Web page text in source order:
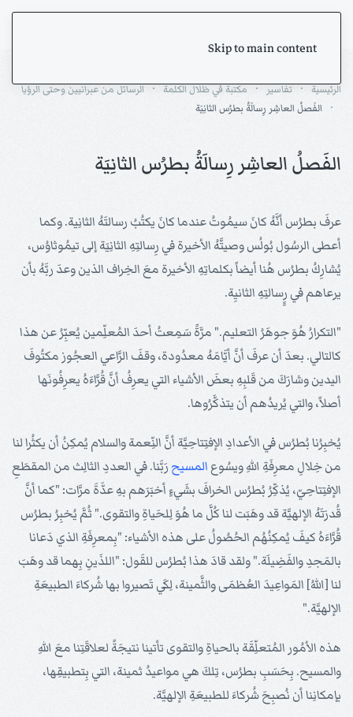
Skip to main content
الرئيسية تفاسير مكتبة في ظلال الكلمة
الرسائل من عبرانيين وحتى الرؤيا
الفَصلُ العاشِر رِسالَةُ بطرُس الثانِيَة
الفَصلُ العاشِر رِسالَةُ بطرُس الثانِيَة
عرفَ بطرُس أنَّهُ كانَ سيمُوتُ عندما كانَ يكتُبُ رسالتَهُ الثانِية. وكما
أعطى الرسُول بُولُس وصيتَّهُ الأخيرة في رِسالتِهِ الثانِيَة إلى تيمُوثاوُس،
يُشارِكُ بطرُس هُنا أيضاً بكلماتِهِ الأخيرة معَ الخِراف الذين وعدَ ربَّهُ بأن
يرعاهم في رٍِسالتِهِ الثانيِة.
"التكرارُ هُوَ جوهَرُ التعليم." مرَّةً سَمِعتُ أحدَ المُعلِّمين يُعبِّرُ عن هذا
كالتالي. بعدَ أن عرفَ أنَّ أيَّامَهُ معدُودة، وقفَ الرَّاعي العجُوز مكتُوفَ
اليدين وشارَكَ من قَلبِهِ بعضَ الأشياء التي يعرِفُ أنَّ قُرَّاءَهُ يعرِفُونَها
أصلاً، والتي يُريدُهم أن يتذكَّرُوها.
يُخبِرُنا بُطرُس في الأعدادِ الإفتِتاحِيَّة أنَّ النِّعمة والسلام يُمكِنُ أن يكثُرا لنا
من خِلالِ معرِفَةِ اللهِ ويسُوع المسيح رَبَّنا. في العددِ الثالِث من المقطَعِ
الإفتِتاحِيّ، يُذكِّرُ بُطرُس الخرافَ بشَيءٍ أخبَرَهم بهِ عدَّةَ مرَّات: "كما أنَّ
قُدرَتَهُ الإلهيَّة قد وهَبَت لنا كُلَّ ما هُوَ لِلحَياةِ والتقوى." ثُمَّ يُخبِرُ بطرُس
قُرَّاءَهُ كيفَ يُمكِنُهُم الحُصُولُ على هذه الأشياء: "بِمعرِفَةِ الذي دَعانا
بالمَجدِ والفَضِيلَة." ولقد قادَ هذا بُطرُس للقَول: "اللذَينِ بِهما قد وهَبَ
لنا [اللهُ] المَواعِيدَ العُظمَى والثَّمينة، لِكَي تَصيروا بها شُركاءَ الطبيعَةِ
الإلهيَّة."
هذه الأمُور المُتعلِّقَة بالحياةِ والتقوى تأتينا نتيجَةً لعلاقَتِنا معَ اللهِ
والمسيح. بِحَسَبِ بطرُس، تِلكَ هي مواعيدُ ثمينة، التي بِتطبيقِها،
بإمكانِنا أن نُصبِحَ شُركاءَ للطبيعَةِ الإلهيَّة.